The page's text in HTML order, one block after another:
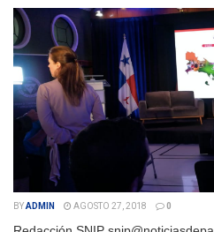
BYADMIN AGOSTO 27, 2018 0